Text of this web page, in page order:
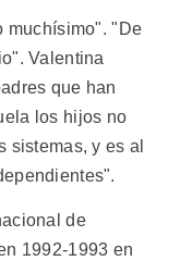
muchísimo". "De
Valentina
que han
los hijos no
sistemas, y es al
de
1992-1993 en